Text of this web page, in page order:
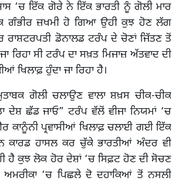
‘ਚ ਇੱਕ ਗੋਰੇ ਨੇ ਇੱਕ ਭਾਰਤੀ ਨੂੰ ਗੋਲੀ ਮਾਰ
ਗੰਭੀਰ ਜ਼ਖਮੀ ਹੋ ਗਿਆ ਉਹੀ ਕੁਝ ਹੋਣ ਲੱਗ
ਰਾਸ਼ਟਰਪਤੀ ਡੋਨਾਲਡ ਟਰੰਪ ਦੇ ਚੋਣਾਂ ਜਿੱਤਣ ਤੋਂ
ਰਿਹਾ ਸੀ ਟਰੰਪ ਦਾ ਸਖ਼ਤ ਮਿਜਾਜ਼ ਅੱਤਵਾਦ ਦੀ
ਖਿਲਾਫ਼ ਹੁੰਦਾ ਜਾ ਰਿਹਾ ਹੈ।
ਗੋਲੀ ਚਲਾਉਣ ਵਾਲਾ ਸ਼ਖ਼ਸ ਚੀਕ-ਚੀਕ
ਦੇਸ਼ ਛੱਡ ਜਾਓ” ਟਰੰਪ ਵੱਲੋਂ ਵੀਜਾ ਨਿਯਮਾਂ ‘ਚ
ਕਾਨੂੰਨੀ ਪ੍ਰਵਾਸੀਆਂ ਖਿਲਾਫ਼ ਚਲਾਈ ਗਈ ਇੱਕ
ਕਾਰਡ ਹਾਸਲ ਕਰ ਚੁੱਕੇ ਭਾਰਤੀਆਂ ਅੰਦਰ ਵੀ
ਹੈ ਕੁਝ ਲੋਕ ਹੋਰ ਦੇਸ਼ਾਂ ‘ਚ ਸਿਫ਼ਟ ਹੋਣ ਦੀ ਸੋਚਣ
‘ਚ ਪਿਛਲੇ ਦੋ ਦਹਾਕਿਆਂ ਤੋਂ ਨਸਲੀ